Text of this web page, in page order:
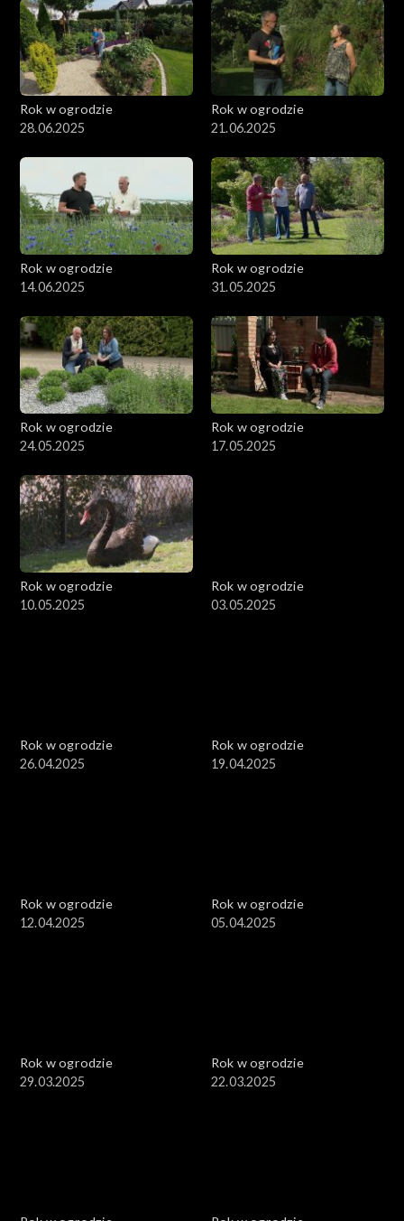
Rok w ogrodzie
28.06.2025
Rok w ogrodzie
21.06.2025
Rok w ogrodzie
14.06.2025
Rok w ogrodzie
31.05.2025
Rok w ogrodzie
24.05.2025
Rok w ogrodzie
17.05.2025
Rok w ogrodzie
10.05.2025
Rok w ogrodzie
03.05.2025
Rok w ogrodzie
26.04.2025
Rok w ogrodzie
19.04.2025
Rok w ogrodzie
12.04.2025
Rok w ogrodzie
05.04.2025
Rok w ogrodzie
29.03.2025
Rok w ogrodzie
22.03.2025